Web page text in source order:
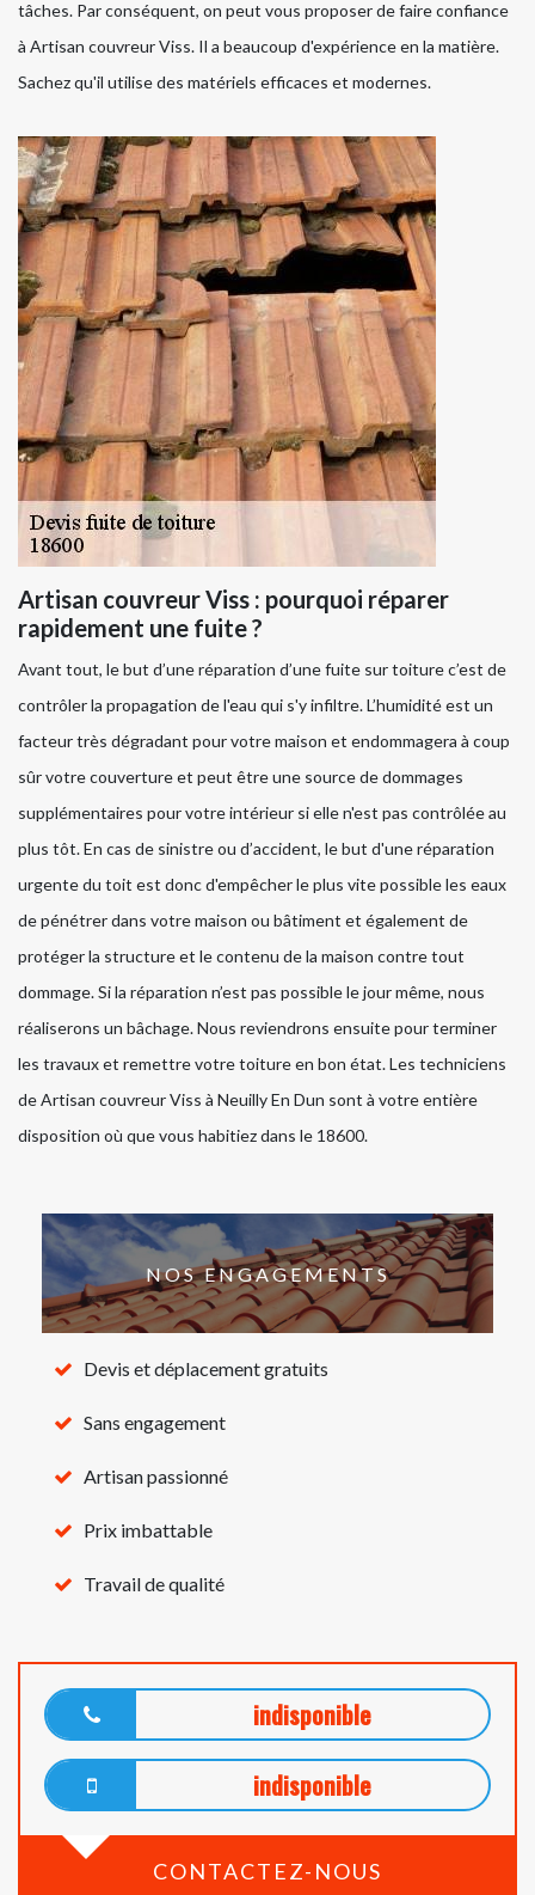
tâches. Par conséquent, on peut vous proposer de faire confiance
à Artisan couvreur Viss. Il a beaucoup d'expérience en la matière.
Sachez qu'il utilise des matériels efficaces et modernes.
Artisan couvreur Viss : pourquoi réparer
rapidement une fuite ?
Avant tout, le but d’une réparation d’une fuite sur toiture c’est de
contrôler la propagation de l'eau qui s'y infiltre. L’humidité est un
facteur très dégradant pour votre maison et endommagera à coup
sûr votre couverture et peut être une source de dommages
supplémentaires pour votre intérieur si elle n'est pas contrôlée au
plus tôt. En cas de sinistre ou d’accident, le but d'une réparation
urgente du toit est donc d'empêcher le plus vite possible les eaux
de pénétrer dans votre maison ou bâtiment et également de
protéger la structure et le contenu de la maison contre tout
dommage. Si la réparation n’est pas possible le jour même, nous
réaliserons un bâchage. Nous reviendrons ensuite pour terminer
les travaux et remettre votre toiture en bon état. Les techniciens
de Artisan couvreur Viss à Neuilly En Dun sont à votre entière
disposition où que vous habitiez dans le 18600.
NOS ENGAGEMENTS
Devis et déplacement gratuits
Sans engagement
Artisan passionné
Prix imbattable
Travail de qualité
indisponible
indisponible
CONTACTEZ-NOUS